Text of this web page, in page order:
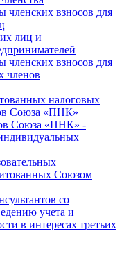
членских взносов для
лиц и
членских взносов для
членов
налоговых
Союза «ПНК»
Союза «ПНК» -
Союзом
со
учета и
в интересах третьих